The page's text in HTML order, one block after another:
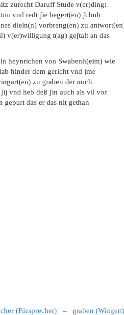
zurecht Daruff Stude v(er)dingt
vnd redt ʃie begert(en) ʃchub
dieln(n) vorbreng(en) zu
v(er)willigung t(ag) geʃtalt an das
heynrichen von Swabenh(eim) wie
hinder dem gericht vnd jme
zu graben der noch
vnd heb deß ʃin auch als vil vor
gepurt das er das nit gethan
(Fürsprecher) – graben (Wingert)